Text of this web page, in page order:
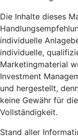
Die Inhalte dieses
individuelle
individuelle,
Marketingmaterial
Investment
und hergestellt,
keine Gewähr für
Vollständigkeit.
Stand aller